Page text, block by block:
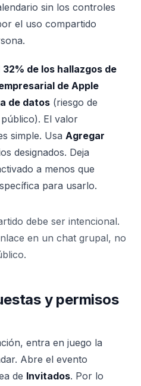
sin los controles
el uso compartido
32% de los hallazgos de
de Apple
de datos (riesgo de
El valor
simple. Usa Agregar
designados. Deja
a menos que
para usarlo.
debe ser intencional.
en un chat grupal, no
y permisos
entra en juego la
Abre el evento
de Invitados. Por lo